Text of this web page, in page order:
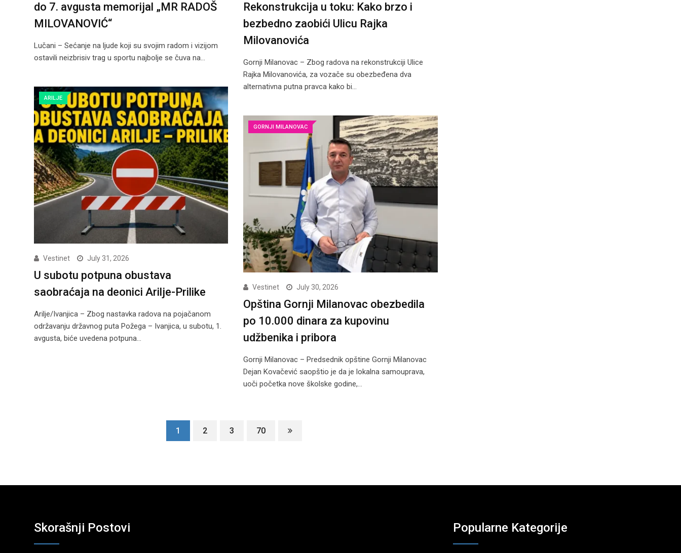
do 7. avgusta memorijal „MR RADOŠ
MILOVANOVIĆ“
Lučani – Sećanje na ljude koji su svojim radom i vizijom
ostavili neizbrisiv trag u sportu najbolje se čuva na…
Rekonstrukcija u toku: Kako brzo i
bezbedno zaobići Ulicu Rajka
Milovanovića
Gornji Milanovac – Zbog radova na rekonstrukciji Ulice
Rajka Milovanovića, za vozače su obezbeđena dva
alternativna putna pravca kako bi…
ARILJE
Vestinet July 31, 2026
U subotu potpuna obustava
saobraćaja na deonici Arilje-Prilike
Arilje/Ivanjica – Zbog nastavka radova na pojačanom
održavanju državnog puta Požega – Ivanjica, u subotu, 1.
avgusta, biće uvedena potpuna…
GORNJI MILANOVAC
Vestinet July 30, 2026
Opština Gornji Milanovac obezbedila
po 10.000 dinara za kupovinu
udžbenika i pribora
Gornji Milanovac – Predsednik opštine Gornji Milanovac
Dejan Kovačević saopštio je da je lokalna samouprava,
uoči početka nove školske godine,…
1 2 3 70
Skorašnji Postovi Popularne Kategorije